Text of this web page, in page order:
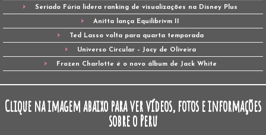
Seriado Fúria lidera ranking de visualizações na Disney Plus
Anitta lança Equilibrivm II
Ted Lasso volta para quarta temporada
Universo Circular – Jocy de Oliveira
Frozen Charlotte é o novo álbum de Jack White
Clique na imagem abaixo para ver vídeos, fotos e informações
sobre o Peru